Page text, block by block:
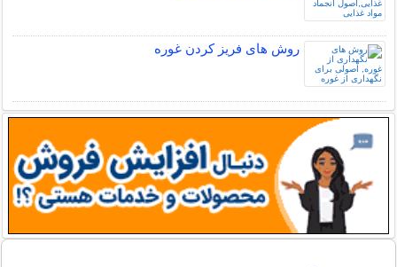
روش های فریز کردن غوره